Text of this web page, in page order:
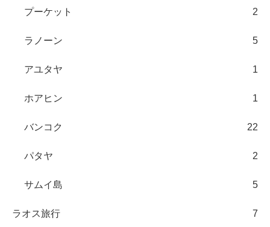
プーケット 2
ラノーン 5
アユタヤ 1
ホアヒン 1
バンコク 22
パタヤ 2
サムイ島 5
ラオス旅行 7